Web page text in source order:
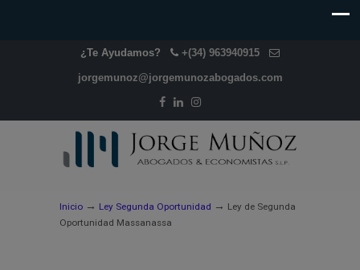
¿Te Ayudamos? +(34) 963940915
jorgemunoz@jorgemunozabogados.com
Inicio → Ley Segunda Oportunidad → Ley de Segunda
Oportunidad Massanassa